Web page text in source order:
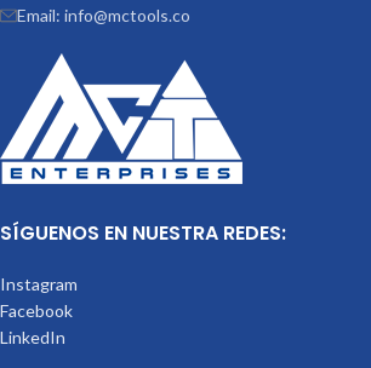
Email: info@mctools.co
SÍGUENOS EN NUESTRA REDES:
Instagram
Facebook
LinkedIn